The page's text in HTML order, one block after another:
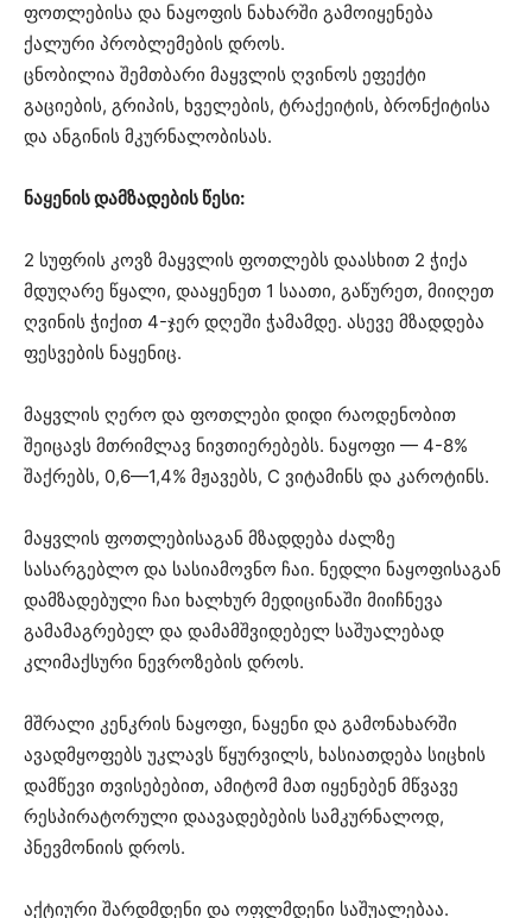
ფოთლებისა და ნაყოფის ნახარში გამოიყენება
ქალური პრობლემების დროს.
ცნობილია შემთბარი მაყვლის ღვინოს ეფექტი
გაციების, გრიპის, ხველების, ტრაქეიტის, ბრონქიტისა
და ანგინის მკურნალობისას.
ნაყენის დამზადების წესი:
2 სუფრის კოვზ მაყვლის ფოთლებს დაასხით 2 ჭიქა
მდუღარე წყალი, დააყენეთ 1 საათი, გაწურეთ, მიიღეთ
ღვინის ჭიქით 4-ჯერ დღეში ჭამამდე. ასევე მზადდება
ფესვების ნაყენიც.
მაყვლის ღერო და ფოთლები დიდი რაოდენობით
შეიცავს მთრიმლავ ნივთიერებებს. ნაყოფი — 4-8%
შაქრებს, 0,6—1,4% მჟავებს, C ვიტამინს და კაროტინს.
მაყვლის ფოთლებისაგან მზადდება ძალზე
სასარგებლო და სასიამოვნო ჩაი. ნედლი ნაყოფისაგან
დამზადებული ჩაი ხალხურ მედიცინაში მიიჩნევა
გამამაგრებელ და დამამშვიდებელ საშუალებად
კლიმაქსური ნევროზების დროს.
მშრალი კენკრის ნაყოფი, ნაყენი და გამონახარში
ავადმყოფებს უკლავს წყურვილს, ხასიათდება სიცხის
დამწევი თვისებებით, ამიტომ მათ იყენებენ მწვავე
რესპირატორული დაავადებების სამკურნალოდ,
პნევმონიის დროს.
აქტიური შარდმდენი და ოფლმდენი საშუალებაა.